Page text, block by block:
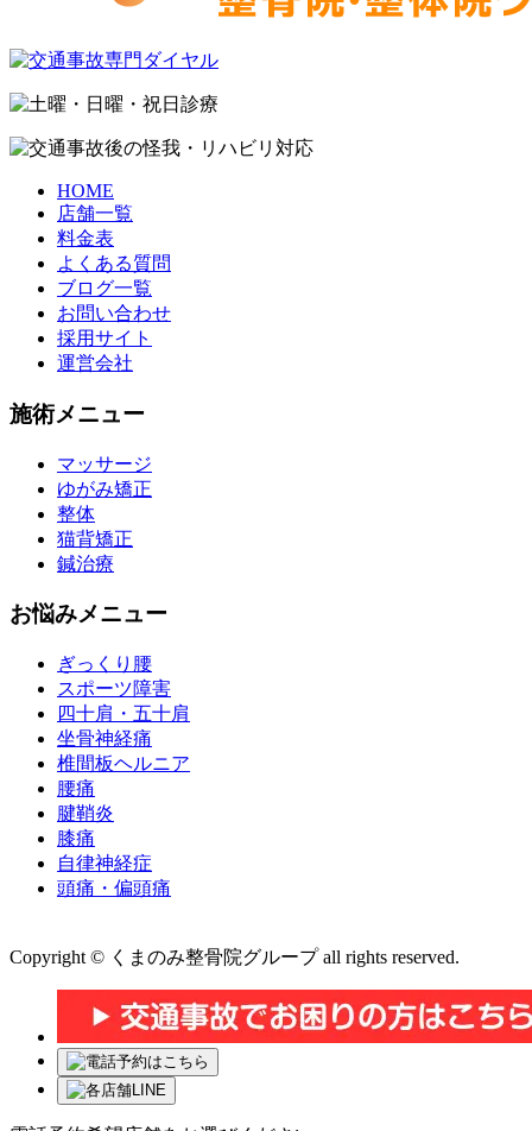
HOME
店舗一覧
料金表
よくある質問
ブログ一覧
お問い合わせ
採用サイト
運営会社
施術メニュー
マッサージ
ゆがみ矯正
整体
猫背矯正
鍼治療
お悩みメニュー
ぎっくり腰
スポーツ障害
四十肩・五十肩
坐骨神経痛
椎間板ヘルニア
腰痛
腱鞘炎
膝痛
自律神経症
頭痛・偏頭痛
Copyright © くまのみ整骨院グループ all rights reserved.